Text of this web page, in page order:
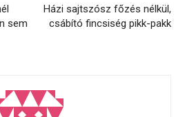
sem
Házi sajtszósz főzés nélkül,
csábító fincsiség pikk-pakk